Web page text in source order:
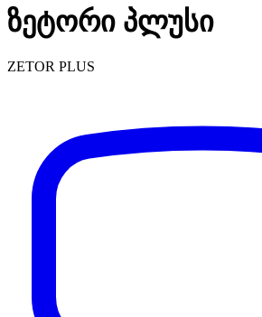
ზეტორი პლუსი
ZETOR PLUS